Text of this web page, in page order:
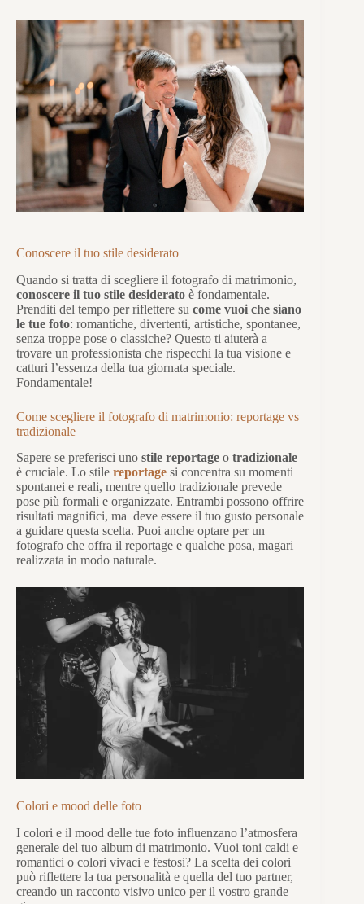
Conoscere il tuo stile desiderato
Quando si tratta di scegliere il fotografo di matrimonio,
conoscere il tuo stile desiderato è fondamentale.
Prenditi del tempo per riflettere su come vuoi che siano
le tue foto: romantiche, divertenti, artistiche, spontanee,
senza troppe pose o classiche? Questo ti aiuterà a
trovare un professionista che rispecchi la tua visione e
catturi l’essenza della tua giornata speciale.
Fondamentale!
Come scegliere il fotografo di matrimonio: reportage vs
tradizionale
Sapere se preferisci uno stile reportage o tradizionale
è cruciale. Lo stile reportage si concentra su momenti
spontanei e reali, mentre quello tradizionale prevede
pose più formali e organizzate. Entrambi possono offrire
risultati magnifici, ma deve essere il tuo gusto personale
a guidare questa scelta. Puoi anche optare per un
fotografo che offra il reportage e qualche posa, magari
realizzata in modo naturale.
Colori e mood delle foto
I colori e il mood delle tue foto influenzano l’atmosfera
generale del tuo album di matrimonio. Vuoi toni caldi e
romantici o colori vivaci e festosi? La scelta dei colori
può riflettere la tua personalità e quella del tuo partner,
creando un racconto visivo unico per il vostro grande